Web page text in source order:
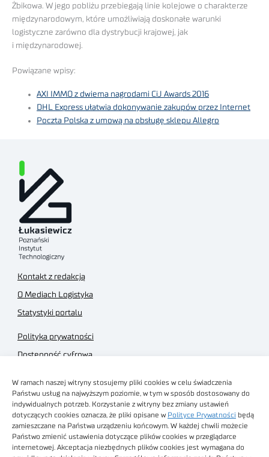
W ramach naszej witryny stosujemy pliki cookies w celu świadczenia
Państwu usług na najwyższym poziomie, w tym w sposób dostosowany do
indywidualnych potrzeb. Korzystanie z witryny bez zmiany ustawień
dotyczących cookies oznacza, że pliki opisane w Polityce Prywatności będą
zamieszczane na Państwa urządzeniu końcowym. W każdej chwili możecie
Państwo zmienić ustawienia dotyczące plików cookies w przeglądarce
internetowej. Akceptacja niezbędnych plików cookies jest wymagana do
Żbikowa. W jego pobliżu przebiegają linie kolejowe o charakterze
międzynarodowym, które umożliwiają doskonałe warunki
logistyczne zarówno dla dystrybucji krajowej, jak
i międzynarodowej.
Powiązane wpisy:
AXI IMMO z dwiema nagrodami CiJ Awards 2016
DHL Express ułatwia dokonywanie zakupów przez Internet
Poczta Polska z umową na obsługę sklepu Allegro
Kontakt z redakcją
O Mediach Logistyka
Statystyki portalu
Polityka prywatności
Dostępność cyfrowa
Regulamin sklepu